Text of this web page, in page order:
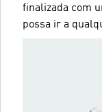
finalizada com
possa ir a